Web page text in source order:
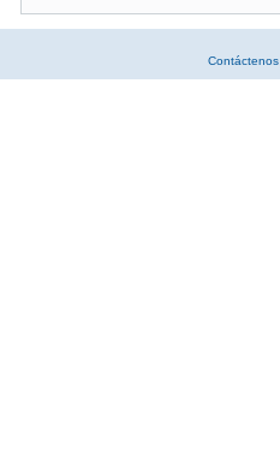
Contáctenos